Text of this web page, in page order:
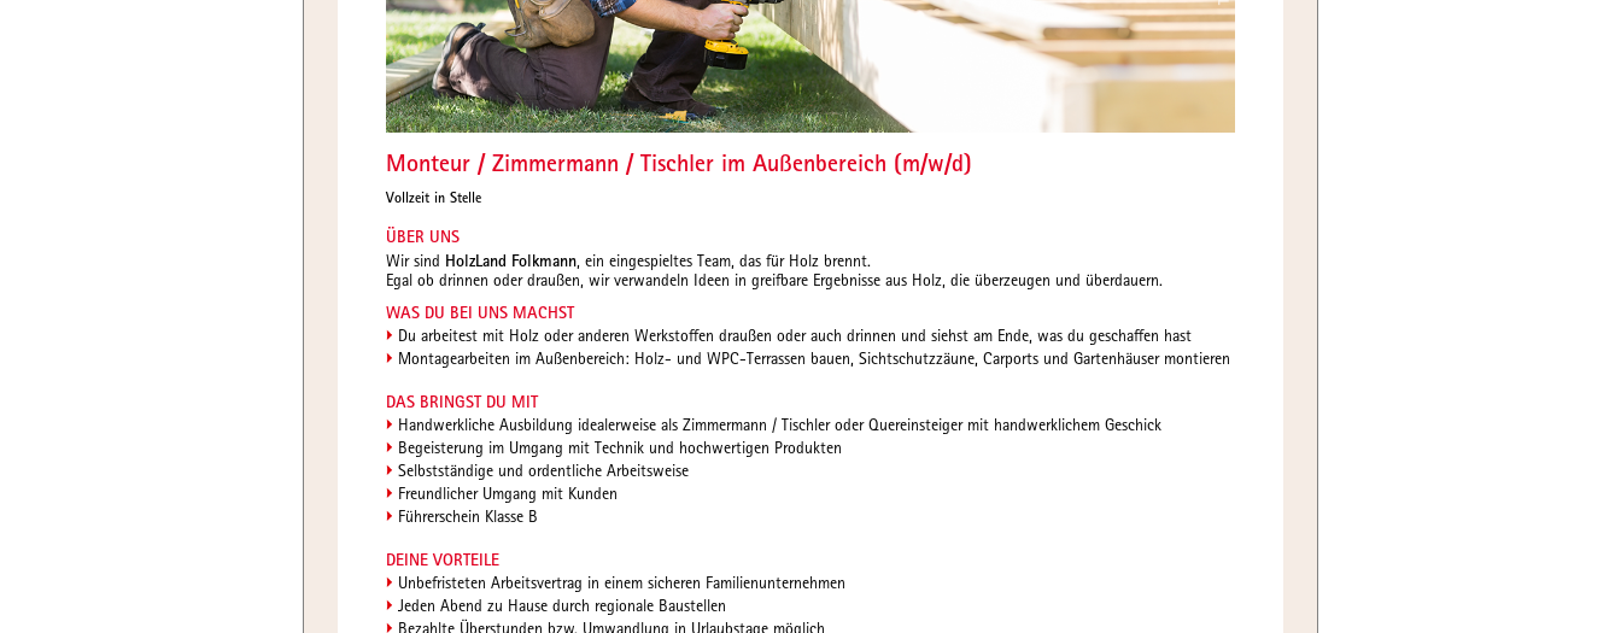
Monteur / Zimmermann / Tischler im Außenbereich (m/w/d)
Vollzeit in Stelle
ÜBER UNS
Wir sind HolzLand Folkmann, ein eingespieltes Team, das für Holz brennt.
Egal ob drinnen oder draußen, wir verwandeln Ideen in greifbare Ergebnisse aus Holz, die überzeugen und überdauern.
WAS DU BEI UNS MACHST
Du arbeitest mit Holz oder anderen Werkstoffen draußen oder auch drinnen und siehst am Ende, was du geschaffen hast
Montagearbeiten im Außenbereich: Holz- und WPC-Terrassen bauen, Sichtschutzzäune, Carports und Gartenhäuser montieren
DAS BRINGST DU MIT
Handwerkliche Ausbildung idealerweise als Zimmermann / Tischler oder Quereinsteiger mit handwerklichem Geschick
Begeisterung im Umgang mit Technik und hochwertigen Produkten
Selbstständige und ordentliche Arbeitsweise
Freundlicher Umgang mit Kunden
Führerschein Klasse B
DEINE VORTEILE
Unbefristeten Arbeitsvertrag in einem sicheren Familienunternehmen
Jeden Abend zu Hause durch regionale Baustellen